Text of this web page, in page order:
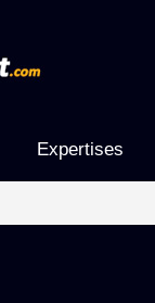
Expertises